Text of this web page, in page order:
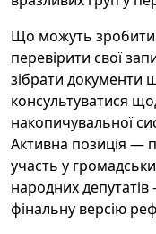
Що можуть зробити
перевірити свої
зібрати документи
консультуватися
накопичувальної
Активна позиція —
участь у
народних
фінальну версію